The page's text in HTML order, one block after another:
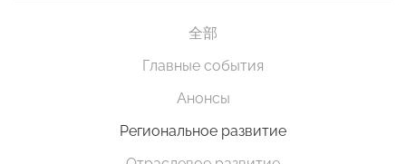
全部
Главные события
Анонсы
Региональное развитие